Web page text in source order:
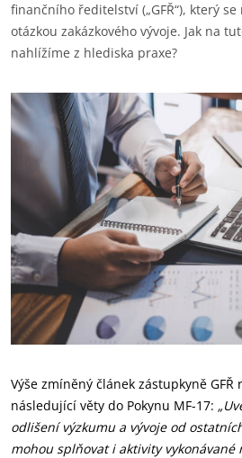
finančního ředitelství („GFŘ“), který
otázkou zakázkového vývoje. Jak na
nahlížíme z hlediska praxe?
Výše zmíněný článek zástupkyně
následující věty do Pokynu MF-17:
odlišení výzkumu a vývoje od
mohou splňovat i aktivity vykonávané